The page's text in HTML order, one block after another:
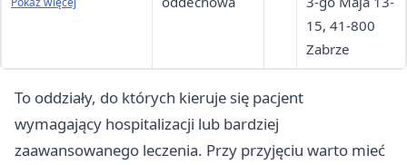
15, 41-800
Zabrze
To oddziały, do których kieruje się pacjent
wymagający hospitalizacji lub bardziej
zaawansowanego leczenia. Przy przyjęciu warto mieć